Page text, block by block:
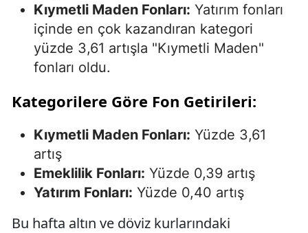
Kıymetli Maden Fonları: Yatırım fonları
içinde en çok kazandıran kategori
yüzde 3,61 artışla "Kıymetli Maden"
fonları oldu.
Kategorilere Göre Fon Getirileri:
Kıymetli Maden Fonları: Yüzde 3,61
artış
Emeklilik Fonları: Yüzde 0,39 artış
Yatırım Fonları: Yüzde 0,40 artış
Bu hafta altın ve döviz kurlarındaki